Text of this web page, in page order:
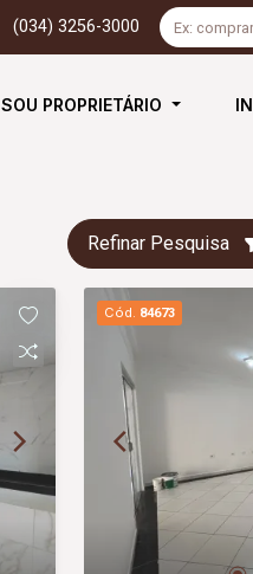
(034) 3256-3000
SOU PROPRIETÁRIO
Refinar Pesquisa
Cód. 84673